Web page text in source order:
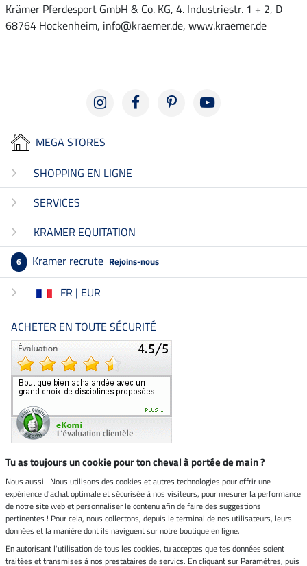
Krämer Pferdesport GmbH & Co. KG, 4. Industriestr. 1 + 2, D
68764 Hockenheim, info@kraemer.de, www.kraemer.de
MEGA STORES
SHOPPING EN LIGNE
SERVICES
KRAMER EQUITATION
6 Kramer recrute Rejoins-nous
FR | EUR
ACHETER EN TOUTE SÉCURITÉ
Boutique climatiquement
neutre
Livraison par
Paiement sécurisé
Tu as toujours un cookie pour ton cheval à portée de main ?
Nous aussi ! Nous utilisons des cookies et autres technologies pour offrir une
expérience d'achat optimale et sécurisée à nos visiteurs, pour mesurer la performance
de notre site web et personnaliser le contenu afin de faire des suggestions
pertinentes ! Pour cela, nous collectons, depuis le terminal de nos utilisateurs, leurs
données et la manière dont ils naviguent sur notre boutique en ligne.
En autorisant l'utilisation de tous les cookies, tu acceptes que tes données soient
traitées et transmises à nos prestataires de servics. En cliquant sur Paramètres, puis